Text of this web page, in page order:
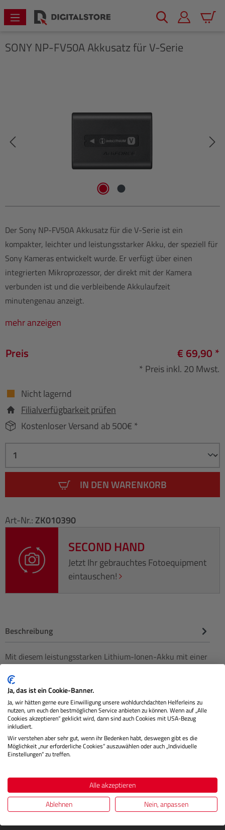
springen
SONY NP-FV50A Akkusatz für V-Serie
Der Sony NP-FV50A Akkusatz für die V-Serie ist ein
kompakter, leichter und leistungsstarker Akku, der speziell für
Sony Kameras entwickelt wurde. Er verfügt über einen
integrierten Mikroprozessor, der direkt mit der Kamera
verbunden ist und die verbleibende Akkulaufzeit
minutengenau anzeigt.
mehr anzeigen
Preis € 69,90 *
* Preis inkl. 20 Mwst.
Nicht lagernd
Filialverfügbarkeit prüfen
Kostenloser Versand ab 500€ *
IN DEN WARENKORB
Art-Nr.: ZK010390
SECOND HAND
Jetzt Ihr gebrauchtes Fotoequipment
eintauschen!
Beschreibung
Mit diesem leistungsstarken Lithium-Ionen-Akku mit einer
Handycam filmen,…
Herstellerinformationen
Bewertungen
Ja, das ist ein Cookie-Banner.
Ja, wir hätten gerne eure Einwilligung unsere wohldurchdachten Helferleins zu
nutzen, um euch den bestmöglichen Service anbieten zu können. Wenn auf „Alle
Cookies akzeptieren“ geklickt wird, dann sind auch Cookies mit USA-Bezug
inkludiert.
Wir verstehen aber sehr gut, wenn ihr Bedenken habt, deswegen gibt es die
Möglichkeit „nur erforderliche Cookies“ auszuwählen oder auch „Individuelle
Einstellungen“ zu treffen.
Alle akzeptieren
Ablehnen
Nein, anpassen